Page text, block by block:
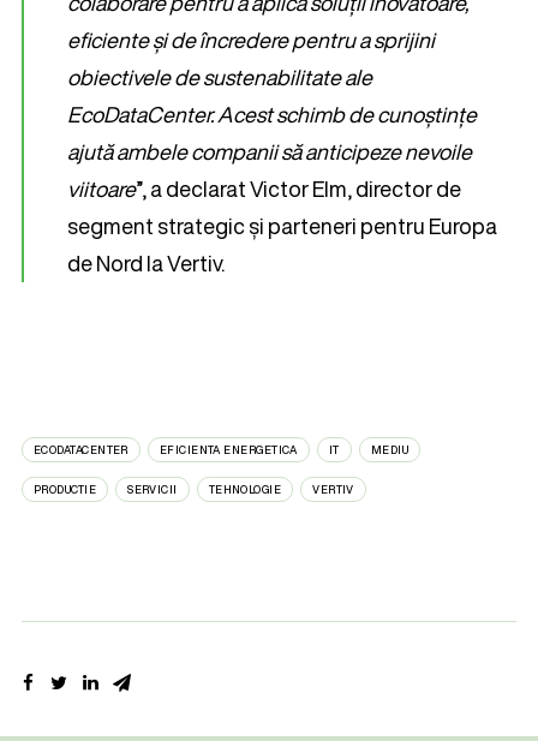
eficiente și de încredere pentru a sprijini
obiectivele de sustenabilitate ale
EcoDataCenter. Acest schimb de cunoștințe
ajută ambele companii să anticipeze nevoile
viitoare”, a declarat Victor Elm, director de
segment strategic și parteneri pentru Europa
de Nord la Vertiv.
ECODATACENTER EFICIENTA ENERGETICA IT MEDIU
PRODUCTIE SERVICII TEHNOLOGIE VERTIV